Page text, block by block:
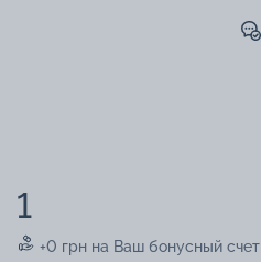
1
+0 грн на Ваш бонусный счет